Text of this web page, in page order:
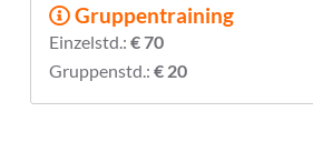
Gruppentraining
Einzelstd.: € 70
Gruppenstd.: € 20